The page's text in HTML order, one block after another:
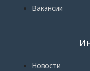
Вакансии
Новости